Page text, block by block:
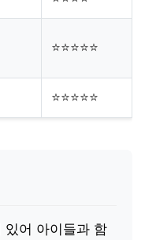
⭐⭐⭐⭐⭐
⭐⭐⭐⭐⭐
있어 아이들과 함